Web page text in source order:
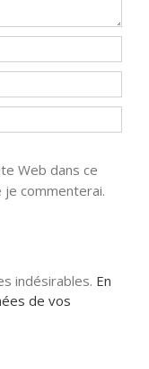
Web dans ce
je commenterai.
indésirables. En
de vos